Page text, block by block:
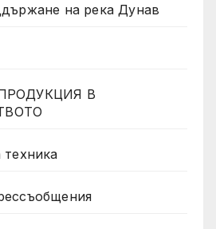
на река Дунав
В
техника